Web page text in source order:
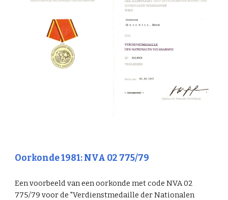
Oorkonde 1981: NVA 02 775/79
Een voorbeeld van een oorkonde met code NVA 02
775/79 voor de "Verdienstmedaille der Nationalen